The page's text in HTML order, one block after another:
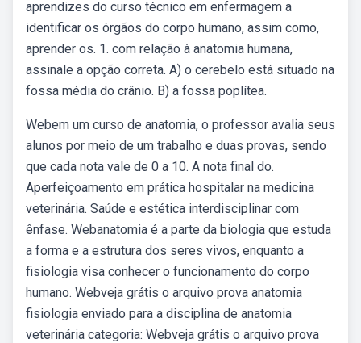
aprendizes do curso técnico em enfermagem a
identificar os órgãos do corpo humano, assim como,
aprender os. 1. com relação à anatomia humana,
assinale a opção correta. A) o cerebelo está situado na
fossa média do crânio. B) a fossa poplítea.
Webem um curso de anatomia, o professor avalia seus
alunos por meio de um trabalho e duas provas, sendo
que cada nota vale de 0 a 10. A nota final do.
Aperfeiçoamento em prática hospitalar na medicina
veterinária. Saúde e estética interdisciplinar com
ênfase. Webanatomia é a parte da biologia que estuda
a forma e a estrutura dos seres vivos, enquanto a
fisiologia visa conhecer o funcionamento do corpo
humano. Webveja grátis o arquivo prova anatomia
fisiologia enviado para a disciplina de anatomia
veterinária categoria: Webveja grátis o arquivo prova